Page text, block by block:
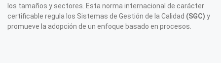
los tamaños y sectores. Esta norma internacional de carácter
certificable regula los Sistemas de Gestión de la Calidad (SGC) y
promueve la adopción de un enfoque basado en procesos.